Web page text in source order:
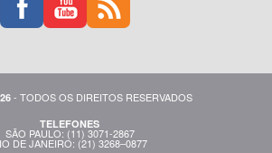
- TODOS OS DIREITOS RESERVADOS
TELEFONES
SÃO PAULO: (11) 3071-2867
DE JANEIRO: (21) 3268–0877